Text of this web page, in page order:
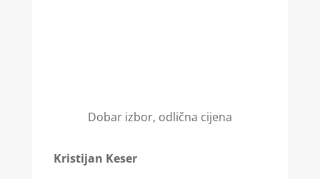
Dobar izbor, odlična cijena
Kristijan Keser